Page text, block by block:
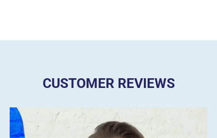
CUSTOMER REVIEWS